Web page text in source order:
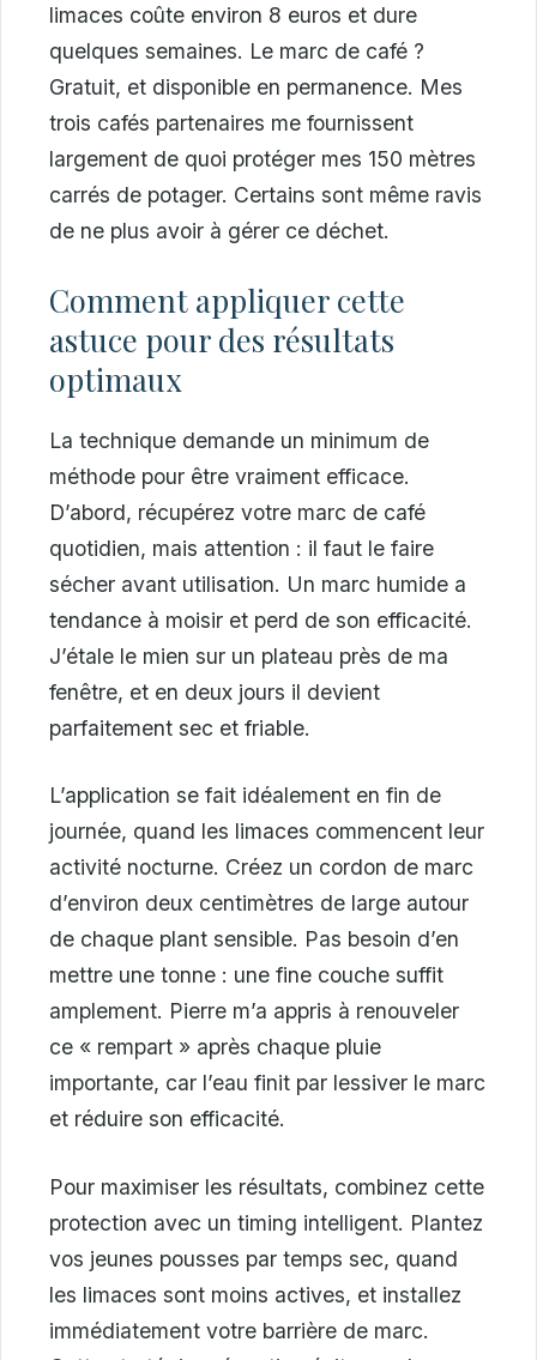
limaces coûte environ 8 euros et dure
quelques semaines. Le marc de café ?
Gratuit, et disponible en permanence. Mes
trois cafés partenaires me fournissent
largement de quoi protéger mes 150 mètres
carrés de potager. Certains sont même ravis
de ne plus avoir à gérer ce déchet.
Comment appliquer cette
astuce pour des résultats
optimaux
La technique demande un minimum de
méthode pour être vraiment efficace.
D’abord, récupérez votre marc de café
quotidien, mais attention : il faut le faire
sécher avant utilisation. Un marc humide a
tendance à moisir et perd de son efficacité.
J’étale le mien sur un plateau près de ma
fenêtre, et en deux jours il devient
parfaitement sec et friable.
L’application se fait idéalement en fin de
journée, quand les limaces commencent leur
activité nocturne. Créez un cordon de marc
d’environ deux centimètres de large autour
de chaque plant sensible. Pas besoin d’en
mettre une tonne : une fine couche suffit
amplement. Pierre m’a appris à renouveler
ce « rempart » après chaque pluie
importante, car l’eau finit par lessiver le marc
et réduire son efficacité.
Pour maximiser les résultats, combinez cette
protection avec un timing intelligent. Plantez
vos jeunes pousses par temps sec, quand
les limaces sont moins actives, et installez
immédiatement votre barrière de marc.